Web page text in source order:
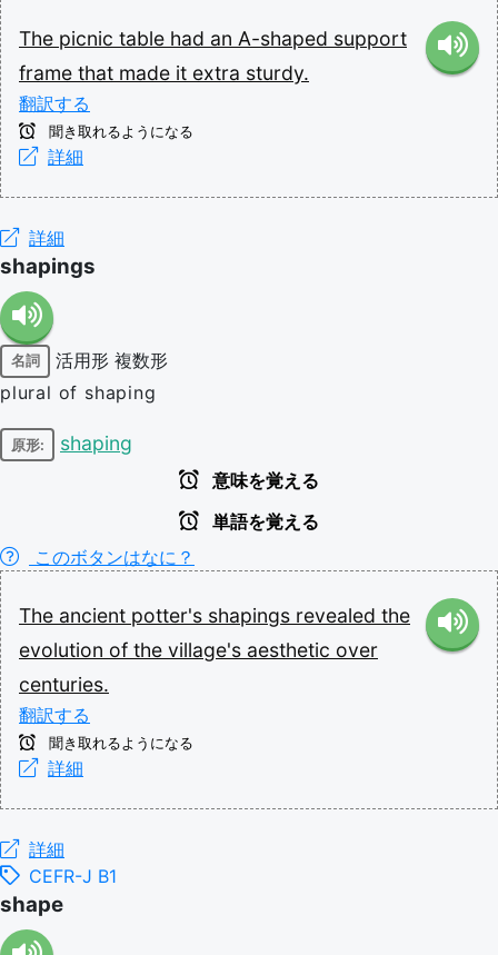
The picnic table had an A-shaped support
frame that made it extra sturdy.
翻訳する
聞き取れるようになる
詳細
詳細
shapings
名詞 活用形 複数形
plural of shaping
原形: shaping
意味を覚える
単語を覚える
このボタンはなに？
The ancient potter's shapings revealed the
evolution of the village's aesthetic over
centuries.
翻訳する
聞き取れるようになる
詳細
詳細
CEFR-J B1
shape